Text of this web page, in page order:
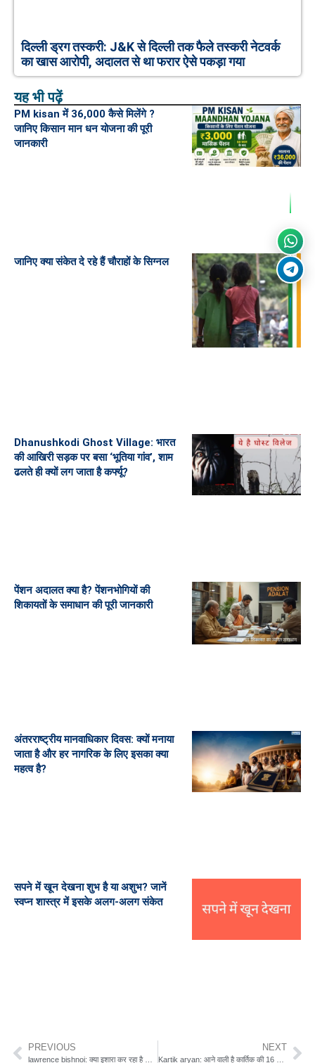
दिल्ली ड्रग तस्करी: J&K से दिल्ली तक फैले तस्करी नेटवर्क
का खास आरोपी, अदालत से था फरार ऐसे पकड़ा गया
यह भी पढ़ें
PM kisan में 36,000 कैसे मिलेंगे ?
जानिए किसान मान धन योजना की पूरी
जानकारी
जानिए क्या संकेत दे रहे हैं चौराहों के सिग्नल
Dhanushkodi Ghost Village: भारत
की आखिरी सड़क पर बसा ‘भूतिया गांव’, शाम
ढलते ही क्यों लग जाता है कर्फ्यू?
पेंशन अदालत क्या है? पेंशनभोगियों की
शिकायतों के समाधान की पूरी जानकारी
अंतरराष्ट्रीय मानवाधिकार दिवस: क्यों मनाया
जाता है और हर नागरिक के लिए इसका क्या
महत्व है?
सपने में खून देखना शुभ है या अशुभ? जानें
स्वप्न शास्त्र में इसके अलग-अलग संकेत
PREVIOUS NEXT